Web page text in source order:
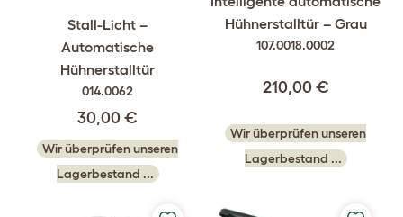
Stall-Licht –
Automatische
Hühnerstalltür
014.0062
30,00 €
Wir überprüfen unseren
Lagerbestand ...
Hühnerstalltür – Grau
107.0018.0002
210,00 €
Wir überprüfen unseren
Lagerbestand ...